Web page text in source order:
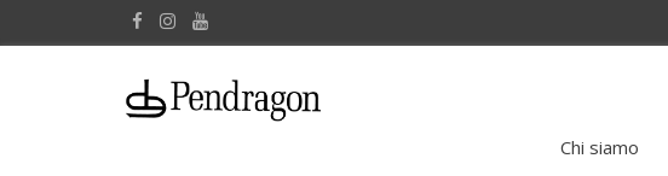
Chi siamo